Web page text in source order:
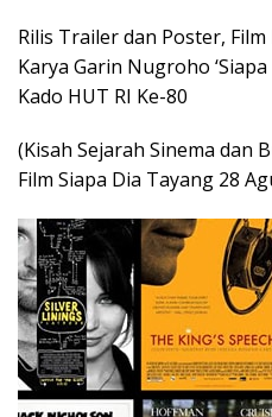
Rilis Trailer dan Poster,
Karya Garin Nugroho
Kado HUT RI Ke-80
(Kisah Sejarah Sinema dan
Film Siapa Dia Tayang 28